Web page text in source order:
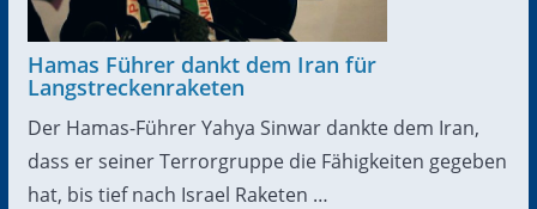
Hamas Führer dankt dem Iran für
Langstreckenraketen
Der Hamas-Führer Yahya Sinwar dankte dem Iran,
dass er seiner Terrorgruppe die Fähigkeiten gegeben
hat, bis tief nach Israel Raketen …